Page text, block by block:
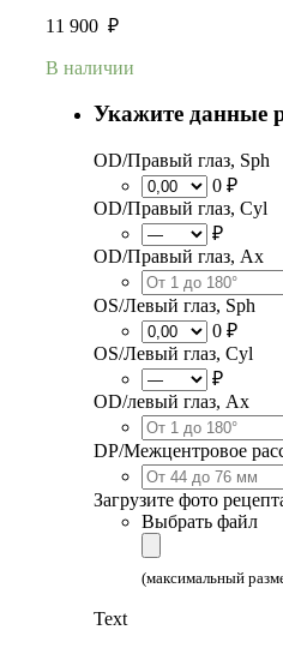
11 900 ₽
В наличии
Укажите данные
OD/Правый глаз, Sph
0 ₽
OD/Правый глаз, Cyl
₽
OD/Правый глаз, Ax
OS/Левый глаз, Sph
0 ₽
OS/Левый глаз, Cyl
₽
OD/левый глаз, Ax
DP/Межцентровое
Загрузите фото
Выбрать файл
(максимальный
Text